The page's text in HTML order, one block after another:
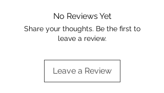
assistência técnica.
No Reviews Yet
Share your thoughts. Be the first to
leave a review.
Leave a Review